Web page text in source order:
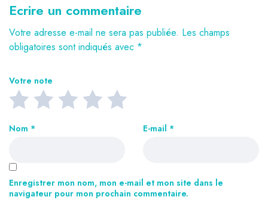
Ecrire un commentaire
Votre adresse e-mail ne sera pas publiée. Les champs
obligatoires sont indiqués avec *
Votre note
Nom * E-mail *
Enregistrer mon nom, mon e-mail et mon site dans le
navigateur pour mon prochain commentaire.